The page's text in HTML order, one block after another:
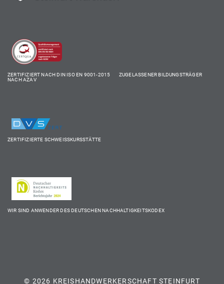
ZERTIFIZIERT NACH DIN ISO EN 9001-2015 ZUGELASSENER BILDUNGSTRÄGER
NACH AZAV
ZERTIFIZIERTE SCHWEISSKURSSTÄTTE
WIR SIND ANWENDER DES DEUTSCHEN NACHHALTIGKEITSKODEX
© 2026 KREISHANDWERKERSCHAFT STEINFURT